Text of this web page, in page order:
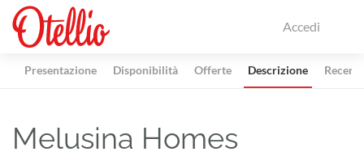
Accedi
Presentazione Disponibilità Offerte Descrizione
Melusina Homes